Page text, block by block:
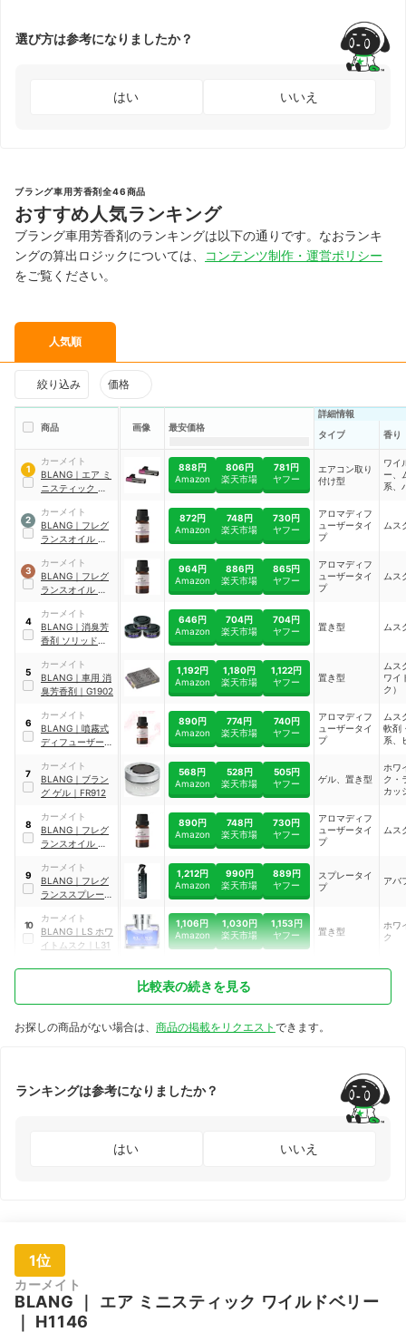
選び方は参考になりましたか？
はい いいえ
ブラング車用芳香剤全46商品
おすすめ人気ランキング
ブラング車用芳香剤のランキングは以下の通りです。なおランキ
ングの算出ロジックについては、
コンテンツ制作・運営ポリシー
をご覧ください。
人気順
絞り込み 価格
商品 画像 最安価格
詳細情報
タイプ
香り
1
カーメイト
BLANG ｜ エア ミ
ニスティック ワイ
H1146
888円
Amazon
806円
楽天市場
781円
ヤフー
エアコン取り
付け型
ワイ
ー、
系、
2
カーメイト
BLANG ｜ フレグ
ランスオイル ホワ
L10011
872円
Amazon
748円
楽天市場
730円
ヤフー
アロマディフ
ューザータイ
プ
ムス
3
カーメイト
BLANG ｜ フレグ
ランスオイル 特濃
L10012T
964円
Amazon
886円
楽天市場
865円
ヤフー
アロマディフ
ューザータイ
プ
ムス
4
カーメイト
BLANG ｜ 消臭芳
香剤 ソリッド
646円
Amazon
704円
楽天市場
704円
ヤフー
置き型 ムス
5
カーメイト
BLANG ｜ 車用 消
臭芳香剤 ｜ G1902
1,192円
Amazon
1,180円
楽天市場
1,122円
ヤフー
置き型
ムス
ワイ
ク）
6
カーメイト
BLANG ｜ 噴霧式
ディフューザー専
イル エンジェルシ
ャワー｜L10021
890円
Amazon
774円
楽天市場
740円
ヤフー
アロマディフ
ューザータイ
プ
ムス
軟剤
系、
ド系
ラル
7
カーメイト
BLANG ｜ ブラン
グ ゲル ｜ FR912
568円
Amazon
528円
楽天市場
505円
ヤフー
ゲル、置き型
ホワ
ク・
カッ
タイ
タイ
8
カーメイト
BLANG ｜ フレグ
ランスオイル ホワ
ュアル ｜ L10013
890円
Amazon
748円
楽天市場
730円
ヤフー
アロマディフ
ューザータイ
プ
ムス
9
カーメイト
BLANG ｜ フレグ
ランススプレー
1,212円
Amazon
990円
楽天市場
889円
ヤフー
スプレータイ
プ
アバ
10
カーメイト
BLANG ｜ LS ホワ
イトムスク
L31
1,106円
Amazon
1,030円
楽天市場
1,153円
ヤフー
置き型
ホワ
ク
比較表の続きを見る
お探しの商品がない場合は、 商品の掲載をリクエスト できます。
ランキングは参考になりましたか？
はい いいえ
1位
カーメイト
BLANG
エア ミニスティック ワイルドベリー
H1146